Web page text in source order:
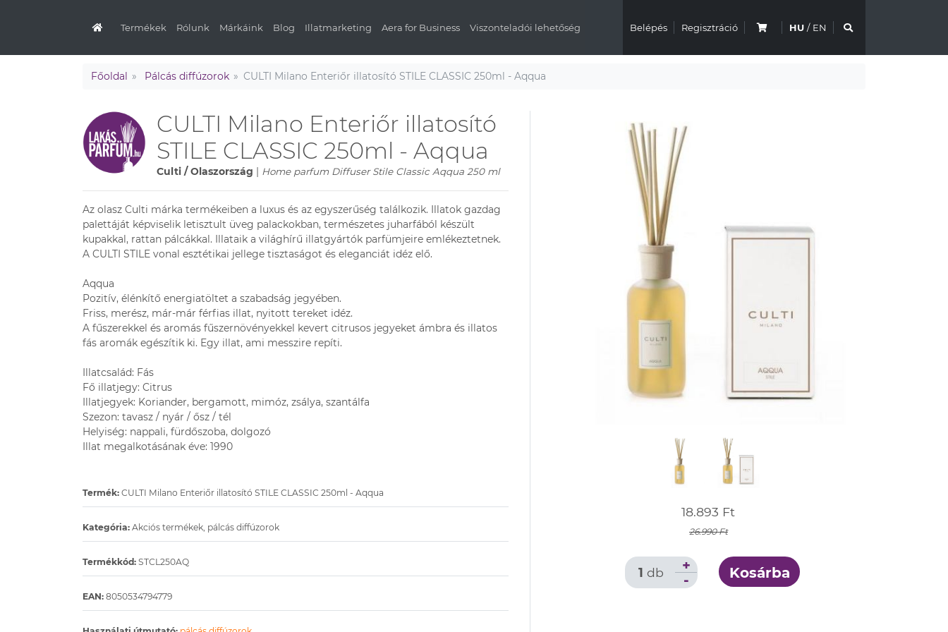
Termékek Rólunk Márkáink Blog Illatmarketing Aera for Business Viszonteladói lehetőség Belépés Regisztráció HU / EN
Főoldal Pálcás diffúzorok CULTI Milano Enteriőr illatosító STILE CLASSIC 250ml - Aqqua
CULTI Milano Enteriőr illatosító
STILE CLASSIC 250ml - Aqqua
Culti / Olaszország | Home parfum Diffuser Stile Classic Aqqua 250 ml
Az olasz Culti márka termékeiben a luxus és az egyszerűség találkozik. Illatok gazdag
palettáját képviselik letisztult üveg palackokban, természetes juharfából készült
kupakkal, rattan pálcákkal. Illataik a világhírű illatgyártók parfümjeire emlékeztetnek.
A CULTI STILE vonal esztétikai jellege tisztaságot és eleganciát idéz elő.
Aqqua
Pozitív, élénkítő energiatöltet a szabadság jegyében.
Friss, merész, már-már férfias illat, nyitott tereket idéz.
A fűszerekkel és aromás fűszernövényekkel kevert citrusos jegyeket ámbra és illatos
fás aromák egészítik ki. Egy illat, ami messzire repíti.
Illatcsalád: Fás
Fő illatjegy: Citrus
Illatjegyek: Koriander, bergamott, mimóz, zsálya, szantálfa
Szezon: tavasz / nyár / ősz / tél
Helyiség: nappali, fürdőszoba, dolgozó
Illat megalkotásának éve: 1990
Termék: CULTI Milano Enteriőr illatosító STILE CLASSIC 250ml - Aqqua
Kategória: Akciós termékek, pálcás diffúzorok
Termékkód: STCL250AQ
EAN: 8050534794779
18.893 Ft
26.990 Ft
1 db -
+ Kosárba